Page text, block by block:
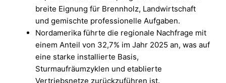
breite Eignung für Brennholz, Landwirtschaft
und gemischte professionelle Aufgaben.
Nordamerika führte die regionale Nachfrage mit
einem Anteil von 32,7% im Jahr 2025 an, was auf
eine starke installierte Basis,
Sturmaufräumzyklen und etablierte
Vertriebsnetze zurückzuführen ist.